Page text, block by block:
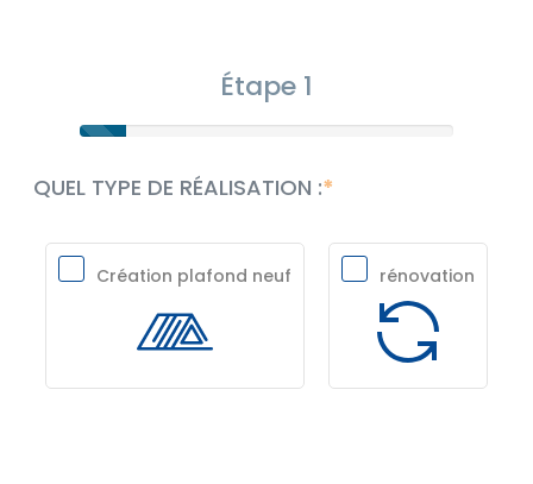
Étape 1
QUEL TYPE DE RÉALISATION :
Création plafond neuf rénovation